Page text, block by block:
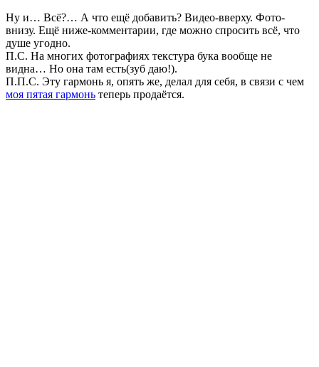
Ну и… Всё?… А что ещё добавить? Видео-вверху. Фото-
внизу. Ещё ниже-комментарии, где можно спросить всё, что
душе угодно.
П.С. На многих фотографиях текстура бука вообще не
видна… Но она там есть(зуб даю!).
П.П.С. Эту гармонь я, опять же, делал для себя, в связи с чем
моя пятая гармонь теперь продаётся.